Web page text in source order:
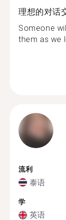
理想的对话
Someone
them as we
流利
泰语
学
英语